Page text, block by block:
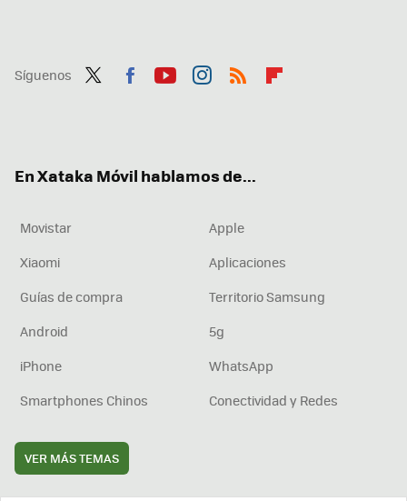
Síguenos
En Xataka Móvil hablamos de...
Movistar
Apple
Xiaomi
Aplicaciones
Guías de compra
Territorio Samsung
Android
5g
iPhone
WhatsApp
Smartphones Chinos
Conectividad y Redes
VER MÁS TEMAS